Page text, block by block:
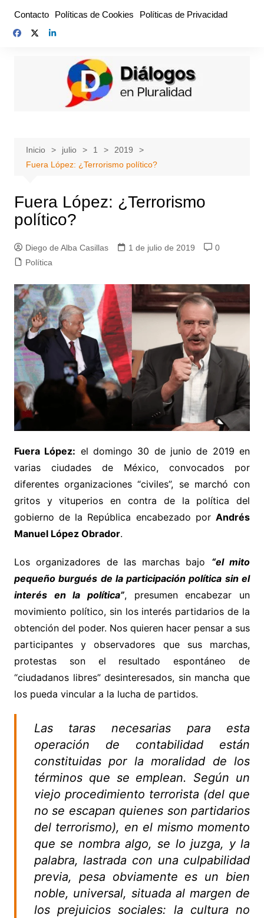
contenido
Contacto Políticas de Cookies Políticas de Privacidad
Inicio julio 1
2019
Fuera López: ¿Terrorismo político?
Fuera López: ¿Terrorismo
político?
Diego de Alba Casillas 1 de julio de 2019
0
Política
Fuera López: el domingo 30 de junio de 2019 en
varias ciudades de México, convocados por
diferentes organizaciones “civiles”, se marchó con
gritos y vituperios en contra de la política del
gobierno de la República encabezado porAndrés
Manuel López Obrador.
Los organizadores de las marchas bajo “el mito
pequeño burgués de la participación política sin el
interés en la política”, presumen encabezar un
movimiento político, sin los interés partidarios de la
obtención del poder. Nos quieren hacer pensar a sus
participantes y observadores que sus marchas,
protestas son el resultado espontáneo de
“ciudadanos libres” desinteresados, sin mancha que
los pueda vincular a la lucha de partidos.
Las taras necesarias para esta
operación de contabilidad están
constituidas por la moralidad de los
términos que se emplean. Según un
viejo procedimiento terrorista (del que
no se escapan quienes son partidarios
del terrorismo), en el mismo momento
que se nombra algo, se lo juzga, y la
palabra, lastrada con una culpabilidad
previa, pesa obviamente es un bien
noble, universal, situada al margen de
los prejuicios sociales: la cultura no